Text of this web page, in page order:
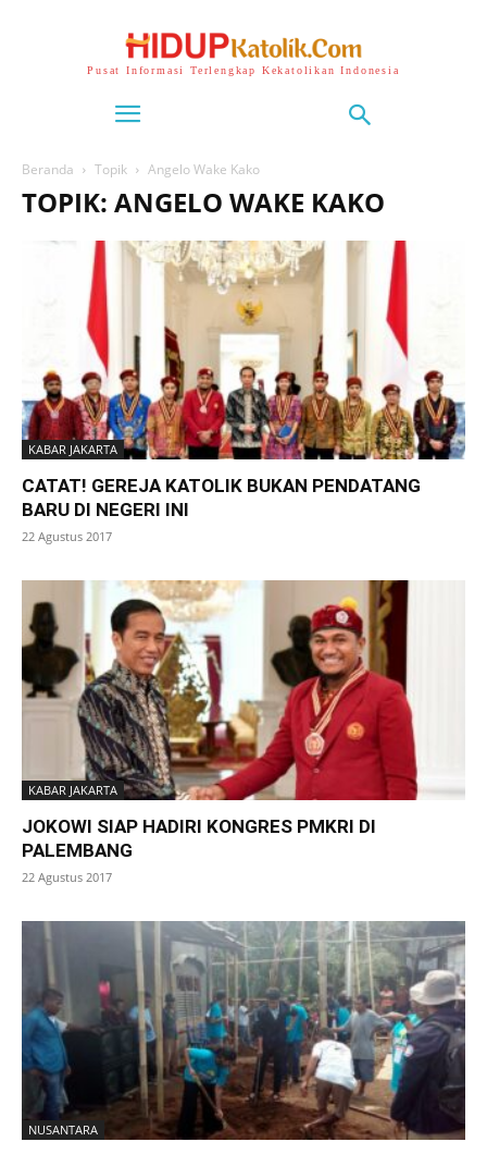
Pusat Informasi Terlengkap Kekatolikan Indonesia
Beranda Topik Angelo Wake Kako
TOPIK: ANGELO WAKE KAKO
KABAR JAKARTA
CATAT! GEREJA KATOLIK BUKAN PENDATANG
BARU DI NEGERI INI
22 Agustus 2017
KABAR JAKARTA
JOKOWI SIAP HADIRI KONGRES PMKRI DI
PALEMBANG
22 Agustus 2017
NUSANTARA